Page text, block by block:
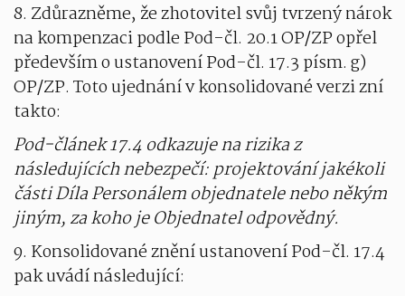
8. Zdůrazněme, že zhotovitel svůj tvrzený nárok
na kompenzaci podle Pod-čl. 20.1 OP/ZP opřel
především o ustanovení Pod-čl. 17.3 písm. g)
OP/ZP. Toto ujednání v konsolidované verzi zní
takto:
Pod-článek 17.4 odkazuje na rizika z
následujících nebezpečí: projektování jakékoli
části Díla Personálem objednatele nebo někým
jiným, za koho je Objednatel odpovědný.
9. Konsolidované znění ustanovení Pod-čl. 17.4
pak uvádí následující: